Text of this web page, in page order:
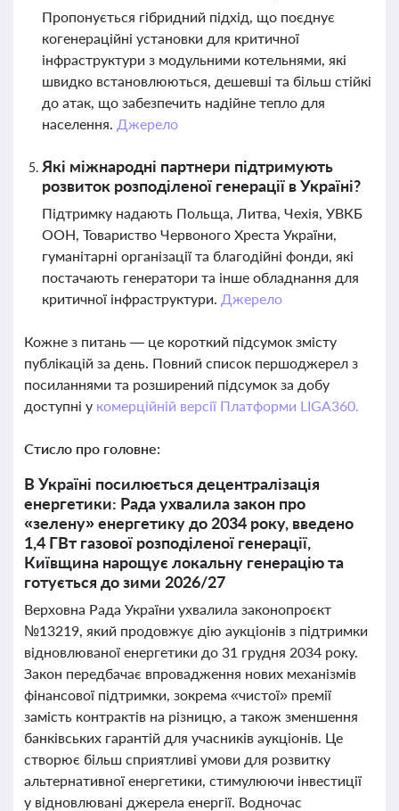
Пропонується гібридний підхід, що поєднує
когенераційні установки для критичної
інфраструктури з модульними котельнями, які
швидко встановлюються, дешевші та більш стійкі
до атак, що забезпечить надійне тепло для
населення. Джерело
Які міжнародні партнери підтримують
розвиток розподіленої генерації в Україні?
Підтримку надають Польща, Литва, Чехія, УВКБ
ООН, Товариство Червоного Хреста України,
гуманітарні організації та благодійні фонди, які
постачають генератори та інше обладнання для
критичної інфраструктури. Джерело
Кожне з питань — це короткий підсумок змісту
публікацій за день. Повний список першоджерел з
посиланнями та розширений підсумок за добу
доступні у комерційній версії Платформи LIGA360.
Стисло про головне:
В Україні посилюється децентралізація
енергетики: Рада ухвалила закон про
«зелену» енергетику до 2034 року, введено
1,4 ГВт газової розподіленої генерації,
Київщина нарощує локальну генерацію та
готується до зими 2026/27
Верховна Рада України ухвалила законопроєкт
№13219, який продовжує дію аукціонів з підтримки
відновлюваної енергетики до 31 грудня 2034 року.
Закон передбачає впровадження нових механізмів
фінансової підтримки, зокрема «чистої» премії
замість контрактів на різницю, а також зменшення
банківських гарантій для учасників аукціонів. Це
створює більш сприятливі умови для розвитку
альтернативної енергетики, стимулюючи інвестиції
у відновлювані джерела енергії. Водночас